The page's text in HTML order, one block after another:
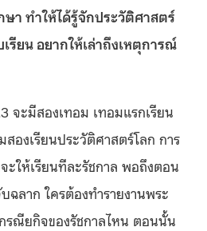
ษา ทำให้ได้รู้จักประวัติศาสตร์
รียน อยากให้เล่าถึงเหตุการณ์
จะมีสองเทอม เทอมแรกเรียน
องเรียนประวัติศาสตร์โลก การ
ะให้เรียนทีละรัชกาล พอถึงตอน
ลาก ใครต้องทำรายงานพระ
รณียกิจของรัชกาลไหน ตอนนั้น